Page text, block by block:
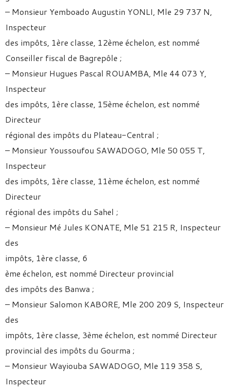
– Monsieur Yemboado Augustin YONLI, Mle 29 737 N,
Inspecteur
des impôts, 1ère classe, 12ème échelon, est nommé
Conseiller fiscal de Bagrepôle ;
– Monsieur Hugues Pascal ROUAMBA, Mle 44 073 Y,
Inspecteur
des impôts, 1ère classe, 15ème échelon, est nommé
Directeur
régional des impôts du Plateau-Central ;
– Monsieur Youssoufou SAWADOGO, Mle 50 055 T,
Inspecteur
des impôts, 1ère classe, 11ème échelon, est nommé
Directeur
régional des impôts du Sahel ;
– Monsieur Mé Jules KONATE, Mle 51 215 R, Inspecteur
des
impôts, 1ère classe, 6
ème échelon, est nommé Directeur provincial
des impôts des Banwa ;
– Monsieur Salomon KABORE, Mle 200 209 S, Inspecteur
des
impôts, 1ère classe, 3ème échelon, est nommé Directeur
provincial des impôts du Gourma ;
– Monsieur Wayiouba SAWADOGO, Mle 119 358 S,
Inspecteur